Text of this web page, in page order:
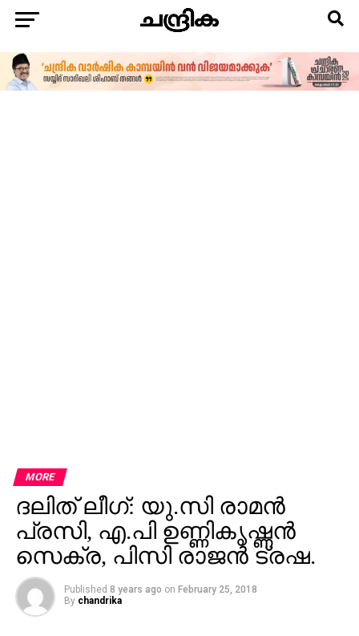
MORE
ദലിത് ലീഗ്: യു.സി രാമന്‍
പ്രസി, എ.പി ഉണ്ണികൃഷ്ണന്‍
സെക്ര, പിസി രാജന്‍ ട്രഷ.
Published 8 years ago on February 25, 2018
By chandrika